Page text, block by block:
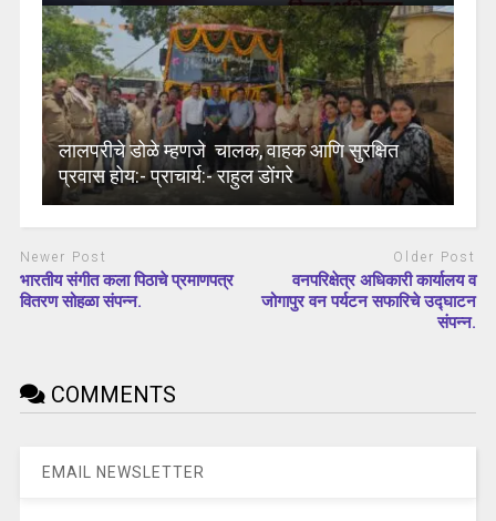
लालपरीचे डोळे म्हणजे चालक, वाहक आणि सुरक्षित
प्रवास होय:- प्राचार्य:- राहुल डोंगरे
Newer Post
भारतीय संगीत कला पिठाचे प्रमाणपत्र
वितरण सोहळा संपन्न.
Older Post
वनपरिक्षेत्र अधिकारी कार्यालय व
जोगापुर वन पर्यटन सफारिचे उद्घाटन
संपन्न.
COMMENTS
EMAIL NEWSLETTER